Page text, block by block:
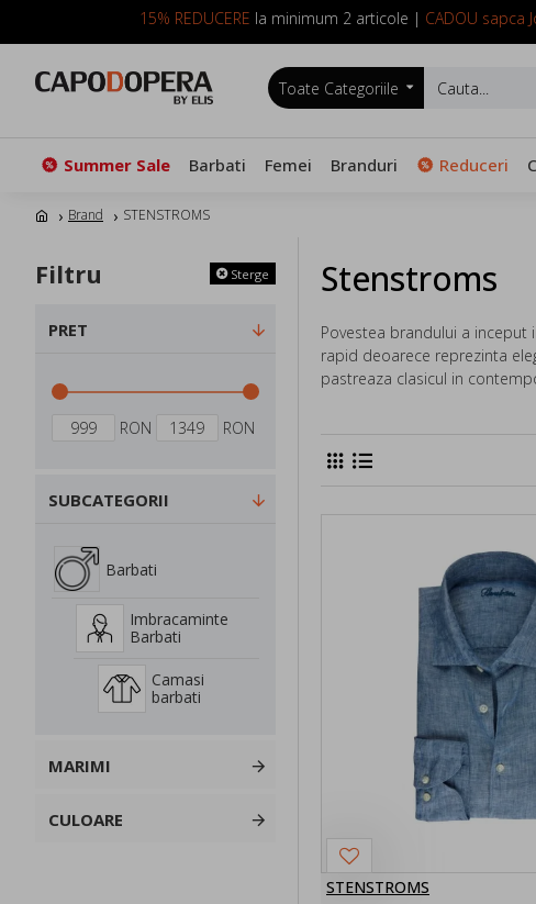
15% REDUCERE la minimum 2 articole | CADOU sapca
Toate Categoriile
Summer Sale Barbati Femei Branduri Reduceri
Brand STENSTROMS
Filtru Sterge
PRET
RON RON
SUBCATEGORII
Barbati
Imbracaminte
Barbati
Camasi
barbati
CULOARE
MARIMI
Stenstroms
Povestea brandului a inceput
rapid deoarece reprezinta
pastreaza clasicul in
STENSTROMS